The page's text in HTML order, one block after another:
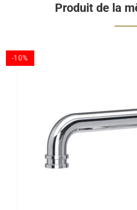
Produit de la
-10%